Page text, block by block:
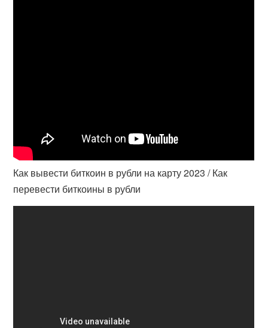
Как вывести биткоин в рубли на карту 2023 / Как
перевести биткоины в рубли